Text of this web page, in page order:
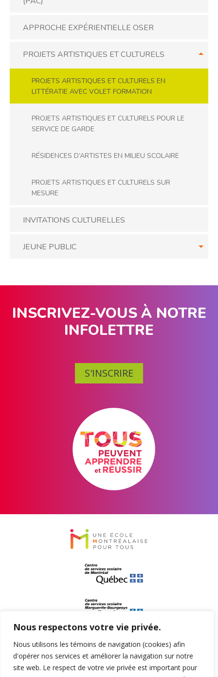
Nous respectons votre vie privée.
Nous utilisons les témoins de navigation (cookies) afin
d'opérer nos services et améliorer la navigation sur notre
site web. Le respect de votre vie privée est important pour
APPROCHE EXPÉRIENTIELLE OSER
PROJETS ARTISTIQUES ET CULTURELS
PROJETS ARTISTIQUES ET CULTURELS EN
LITTÉRATIE AVEC VOLET FORMATION
PROJETS ARTISTIQUES ET CULTURELS POUR LE
SERVICE DE GARDE
RÉSIDENCES D’ARTISTES EN MILIEU SCOLAIRE
PROJETS ARTISTIQUES ET CULTURELS SUR
MESURE
INVITATIONS CULTURELLES
JEUNE PUBLIC
INSCRIVEZ-VOUS À NOTRE
INFOLETTRE
S'INSCRIRE